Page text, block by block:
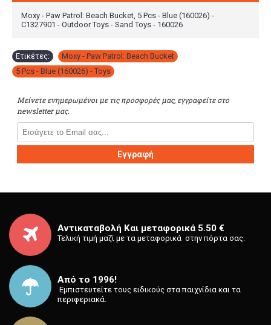
Moxy - Paw Patrol: Beach Bucket, 5 Pcs - Blue (160026) -
C1327901 - Outdoor Toys - Sand Toys - 160026
Ετικέτες: Moxy - Paw Patrol: Beach Bucket
5 Pcs - Blue (160026) - Toys
Μείνετε ενημερωμένοι με τις προσφορές μας, εγγραφείτε στο
newsletter μας.
Εγγραφή
Αντικαταβολή Και μεταφορικά 5.50 €
Τελική τιμή μαζί με τα μεταφορικά στην πόρτα σας.
Από το 1996!
⁡ Εμπιστευτείτε τους ειδικούς στα παιχνίδια και τα
περιφεριακά.